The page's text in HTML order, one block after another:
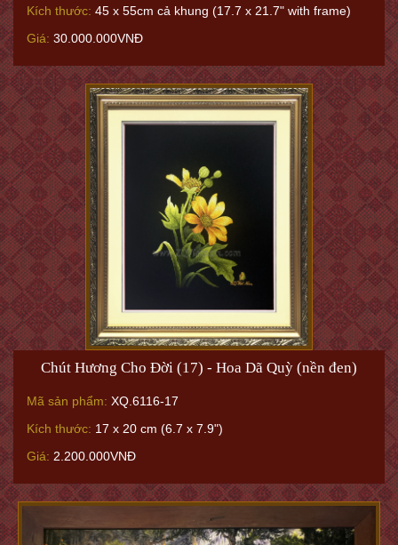
Kích thước: 45 x 55cm cả khung (17.7 x 21.7" with frame)
Giá: 30.000.000VNĐ
Chút Hương Cho Đời (17) - Hoa Dã Quỳ (nền đen)
Mã sản phẩm: XQ.6116-17
Kích thước: 17 x 20 cm (6.7 x 7.9")
Giá: 2.200.000VNĐ